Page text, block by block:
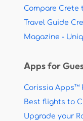
Compare
Travel Guide
Magazine -
Apps for
Corissia Apps™
Best flights to
Upgrade your